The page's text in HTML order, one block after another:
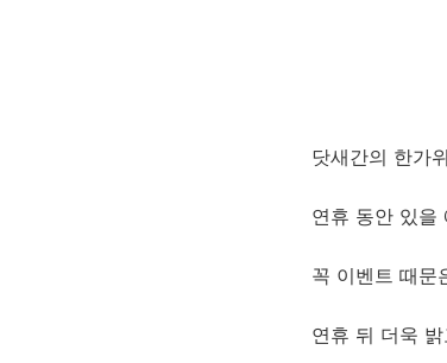
닷새간의 한가
연휴 동안 있을
꼭 이벤트 때문
연휴 뒤 더욱